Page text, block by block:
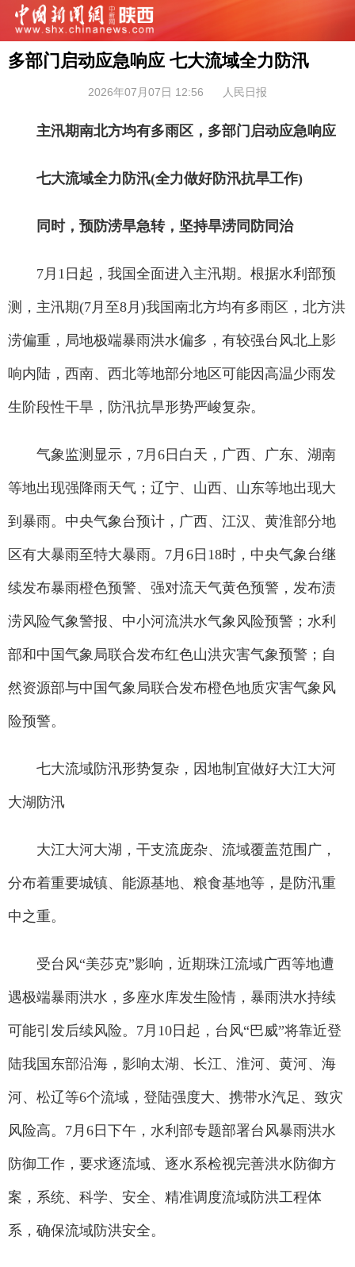
多部门启动应急响应 七大流域全力防汛
2026年07月07日 12:56 人民日报
主汛期南北方均有多雨区，多部门启动应急响应
七大流域全力防汛(全力做好防汛抗旱工作)
同时，预防涝旱急转，坚持旱涝同防同治
7月1日起，我国全面进入主汛期。根据水利部预
测，主汛期(7月至8月)我国南北方均有多雨区，北方洪
涝偏重，局地极端暴雨洪水偏多，有较强台风北上影
响内陆，西南、西北等地部分地区可能因高温少雨发
生阶段性干旱，防汛抗旱形势严峻复杂。
气象监测显示，7月6日白天，广西、广东、湖南
等地出现强降雨天气；辽宁、山西、山东等地出现大
到暴雨。中央气象台预计，广西、江汉、黄淮部分地
区有大暴雨至特大暴雨。7月6日18时，中央气象台继
续发布暴雨橙色预警、强对流天气黄色预警，发布渍
涝风险气象警报、中小河流洪水气象风险预警；水利
部和中国气象局联合发布红色山洪灾害气象预警；自
然资源部与中国气象局联合发布橙色地质灾害气象风
险预警。
七大流域防汛形势复杂，因地制宜做好大江大河
大湖防汛
大江大河大湖，干支流庞杂、流域覆盖范围广，
分布着重要城镇、能源基地、粮食基地等，是防汛重
中之重。
受台风“美莎克”影响，近期珠江流域广西等地遭
遇极端暴雨洪水，多座水库发生险情，暴雨洪水持续
可能引发后续风险。7月10日起，台风“巴威”将靠近登
陆我国东部沿海，影响太湖、长江、淮河、黄河、海
河、松辽等6个流域，登陆强度大、携带水汽足、致灾
风险高。7月6日下午，水利部专题部署台风暴雨洪水
防御工作，要求逐流域、逐水系检视完善洪水防御方
案，系统、科学、安全、精准调度流域防洪工程体
系，确保流域防洪安全。